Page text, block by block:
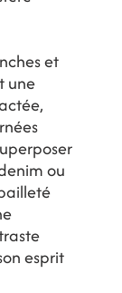
et
une
ou
esprit